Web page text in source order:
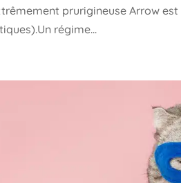
prurigineuse Arrow
régime...